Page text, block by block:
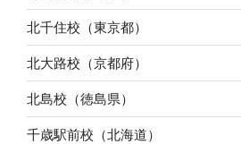
北千住校（東京都）
北大路校（京都府）
北島校（徳島県）
千歳駅前校（北海道）